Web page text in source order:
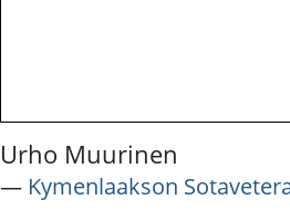
Urho Muurinen
― Kymenlaakson